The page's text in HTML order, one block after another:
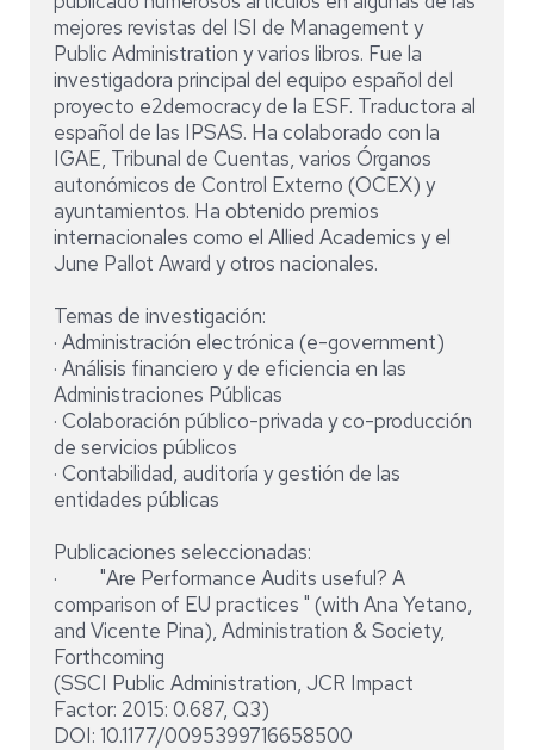
mejores revistas del ISI de Management y
Public Administration y varios libros. Fue la
investigadora principal del equipo español del
proyecto e2democracy de la ESF. Traductora al
español de las IPSAS. Ha colaborado con la
IGAE, Tribunal de Cuentas, varios Órganos
autonómicos de Control Externo (OCEX) y
ayuntamientos. Ha obtenido premios
internacionales como el Allied Academics y el
June Pallot Award y otros nacionales.
Temas de investigación:
· Administración electrónica (e-government)
· Análisis financiero y de eficiencia en las
Administraciones Públicas
· Colaboración público-privada y co-producción
de servicios públicos
· Contabilidad, auditoría y gestión de las
entidades públicas
Publicaciones seleccionadas:
· "Are Performance Audits useful? A
comparison of EU practices " (with Ana Yetano,
and Vicente Pina), Administration & Society,
Forthcoming
(SSCI Public Administration, JCR Impact
Factor: 2015: 0.687, Q3)
DOI: 10.1177/0095399716658500